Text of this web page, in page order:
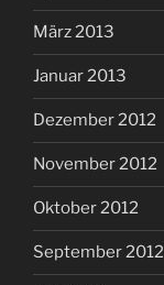
März 2013
Januar 2013
Dezember 2012
November 2012
Oktober 2012
September 2012